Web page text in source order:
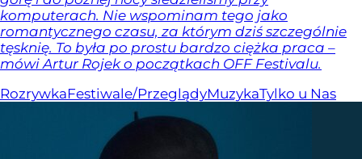
komputerach. Nie wspominam tego jako
romantycznego czasu, za którym dziś szczególnie
tęsknię. To była po prostu bardzo ciężka praca –
mówi Artur Rojek o początkach OFF Festivalu.
RozrywkaFestiwale/PrzeglądyMuzykaTylko u Nas